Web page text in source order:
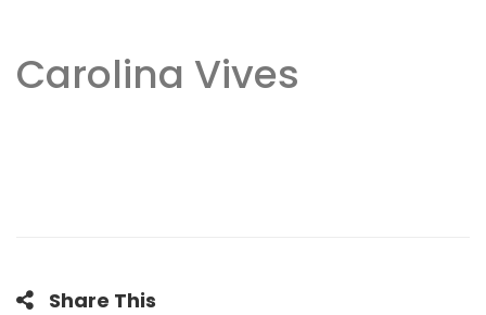
Carolina Vives
Share This